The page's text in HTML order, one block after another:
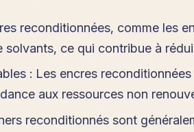
reconditionnées, comme les
solvants, ce qui contribue à
: Les encres
aux ressources non
reconditionnés sont